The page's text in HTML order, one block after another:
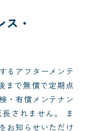
・
るアフターメンテ
まで無償で定期点
・有償メンテナン
されません。 ま
お知らせいただけ